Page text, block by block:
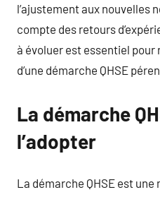
l’ajustement aux nouvelles
compte des retours
à évoluer est essentiel pour
d’une démarche QHSE
La démarche
l’adopter
La démarche QHSE est